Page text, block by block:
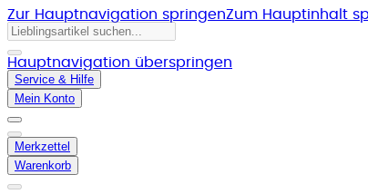
Zur Hauptnavigation springenZum Hauptinhalt
Hauptnavigation überspringen
Service & Hilfe
Mein Konto
Merkzettel
Warenkorb